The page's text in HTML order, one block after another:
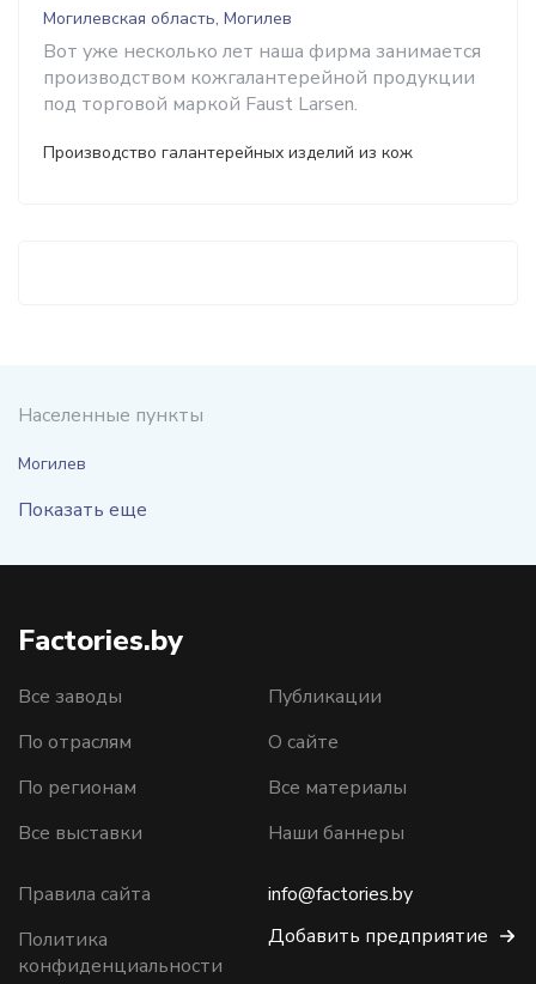
Могилевская область, Могилев
Вот уже несколько лет наша фирма занимается
производством кожгалантерейной продукции
под торговой маркой Faust Larsen.
Производство галантерейных изделий из кож
Населенные пункты
Могилев
Показать еще
Factories.by
Все заводы
По отраслям
По регионам
Все выставки
Публикации
О сайте
Все материалы
Наши баннеры
Правила сайта
Политика
конфиденциальности
info@factories.by
Добавить предприятие